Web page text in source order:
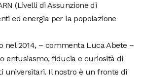
(Livelli di Assunzione di
ed energia per la popolazione
nel 2014, – commenta Luca Abete –
entusiasmo, fiducia e curiosità di
universitari. Il nostro è un fronte di